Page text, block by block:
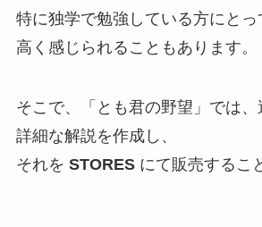
特に独学で勉強している方にと
高く感じられることもあります。
そこで、「とも君の野望」では
詳細な解説を作成し、
それを STORESにて販売するこ